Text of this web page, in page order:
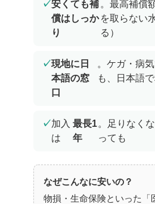
✓安くても補
償はしっか
り
。最高補償
を取らない
る）
✓現地に日
本語の窓
口
。ケガ・病
も、日本語
✓加入
は
最長1
年
。足りなくな
っても
なぜこんなに安いの？
物損・生命保険といった「